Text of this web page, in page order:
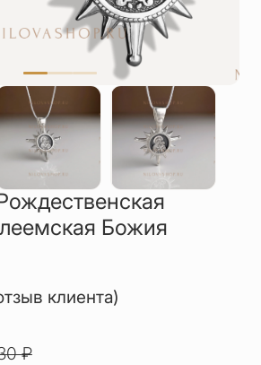
Цепи
Шнурки на
шею
Божия
клиента)
₽